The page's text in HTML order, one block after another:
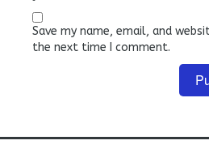
Save my name, email, and
the next time I comment.